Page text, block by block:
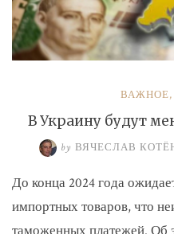
ВАЖНОЕ,
В Украину будут
by ВЯЧЕСЛАВ
До конца 2024 года
импортных товаров, что